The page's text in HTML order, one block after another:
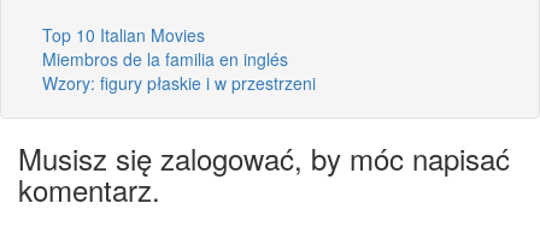
Top 10 Italian Movies
Miembros de la familia en inglés
Wzory: figury płaskie i w przestrzeni
Musisz się zalogować, by móc napisać
komentarz.